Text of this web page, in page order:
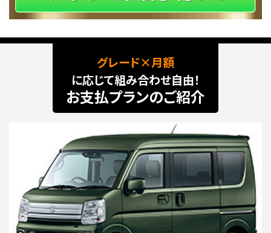
グレード×月額
に応じて組み合わせ自由！
お支払プランのご紹介